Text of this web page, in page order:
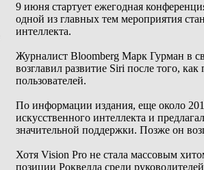
9 июня стартует ежегодная
одной из главных тем мероприятия
интеллекта.
Журналист Bloomberg Марк Гурман в
возглавил развитие Siri после того,
пользователей.
По информации издания, еще около
искусственного интеллекта и
значительной поддержки. Позже он
Хотя Vision Pro не стала массовым
позиции Роквелла среди